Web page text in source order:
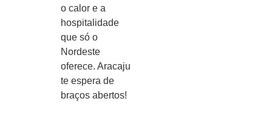
o calor e a
hospitalidade
que só o
Nordeste
oferece. Aracaju
te espera de
braços abertos!